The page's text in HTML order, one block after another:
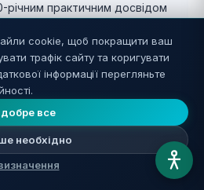
річним практичним досвідом
Він глибоко вивчає кожну
чесно оцінює силу
статті посилається на
дослідження.
cookie, щоб покращити ваш
трафік сайту та коригувати
інформації перегляньте
добре все
необхідно